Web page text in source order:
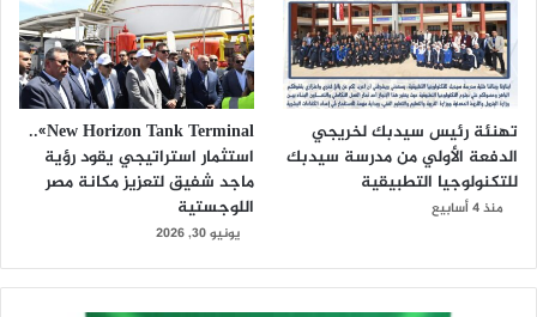
تهنئة رئيس سيدبك لخريجي
الدفعة الأولي من مدرسة سيدبك
للتكنولوجيا التطبيقية
منذ 4 أسابيع
New Horizon Tank Terminal»..
استثمار استراتيجي يقود رؤية
ماجد شفيق لتعزيز مكانة مصر
اللوجستية
يونيو 30, 2026